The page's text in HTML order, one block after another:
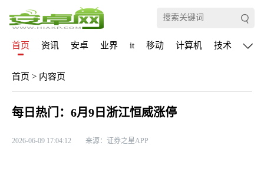
首页 资讯 安卓 业界 it 移动 计算机 技术 通信
首页 > 内容页
每日热门：6月9日浙江恒威涨停
2026-06-09 17:04:12 来源：证券之星APP